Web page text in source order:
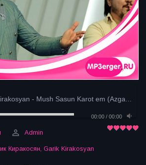
00:00 / 00:00
Admin
Киракосян Garik Kirakosyan